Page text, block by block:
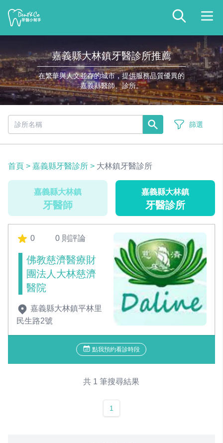
嘉義縣大林鎮牙醫診所推薦
在繁華與人文並存的城市，提供服務品質優異的
嘉義縣醫師、診所。
篩選
首頁 > 嘉義縣牙醫診所 > 大林鎮牙醫診所
嘉義縣大林鎮
牙醫師
嘉義縣大林鎮
牙醫診所
0 0 則評論
佛教慈濟醫療財
團法人大林慈濟
醫院
嘉義縣大林鎮平林里
民生路2號
點我預約看診時段
共 1 筆搜尋結果
1